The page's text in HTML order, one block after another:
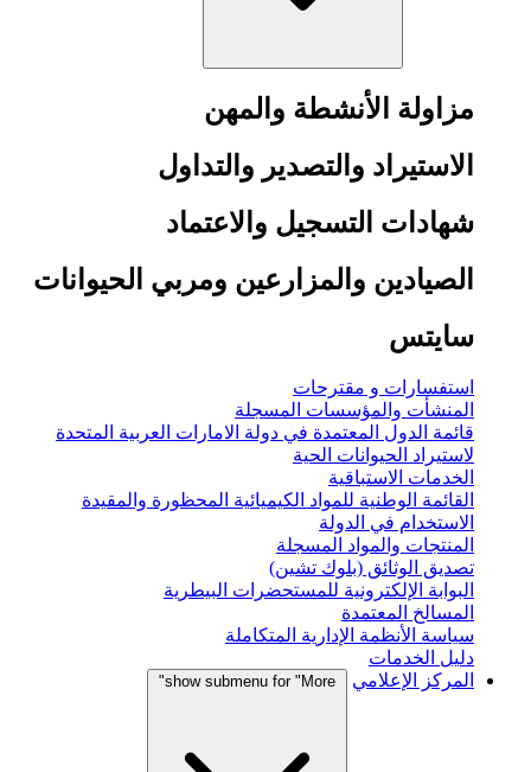
مزاولة الأنشطة والمهن
الاستيراد والتصدير والتداول
شهادات التسجيل والاعتماد
الصيادين والمزارعين ومربي الحيوانات
سايتس
استفسارات و مقترحات
المنشأت والمؤسسات المسجلة
قائمة الدول المعتمدة في دولة الامارات العربية المتحدة
لاستيراد الحيوانات الحية
الخدمات الاستباقية
القائمة الوطنية للمواد الكيميائية المحظورة والمقيدة
الاستخدام في الدولة
المنتجات والمواد المسجلة
تصديق الوثائق (بلوك تشين)
البوابة الإلكترونية للمستحضرات البيطرية
المسالخ المعتمدة
سياسة الأنظمة الإدارية المتكاملة
دليل الخدمات
المركز الإعلامي
show submenu for "More"